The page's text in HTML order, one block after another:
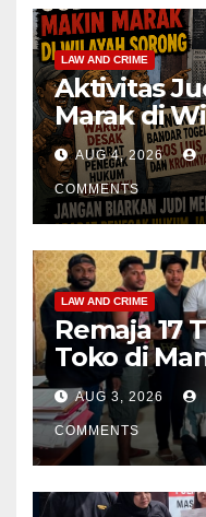
LAW AND CRIME
Aktivitas
Marak di
Warga
Tangkap
Kroninya
AUG 4, 2026
COMMENTS
LAW AND CRIME
Remaja 17
Toko di
Akhirnya
Jatanras
AUG 3, 2026
COMMENTS